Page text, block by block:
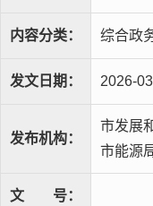
内容分类： 综合政
发文日期： 2026-
发布机构：
市发展
市能源
文 号：